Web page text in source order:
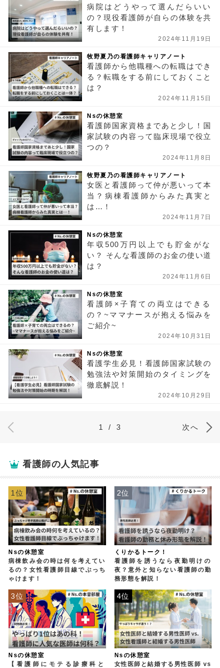
病院はどうやって選んだらいい
の？現役看護師が自らの体験を共
有します！
2024年11月19日
牧野夏乃の看護師キャリアノート
看護師から他職種への転職はでき
る？転職をする前にしておくこと
は？
2024年11月15日
Nsの休憩室
看護師国家資格まであと少し！国
家試験の内容って臨床現場で役立
つの？
2024年11月8日
牧野夏乃の看護師キャリアノート
女医と看護師って仲が悪いって本
当？病棟看護師からみた真実と
は…！
2024年11月7日
Nsの休憩室
年収500万円以上でも貯金がな
い？ そんな看護師のお金の使い道
は？
2024年11月6日
Nsの休憩室
看護師×子育ての両立はできる
の？~ママナースが抱える悩みを
ご紹介~
2024年10月31日
Nsの休憩室
看護学生必見！看護師国家試験の
勉強法や対策開始のタイミングを
徹底解説！
2024年10月29日
1 / 3 次へ
看護師の人気記事
Nsの休憩室
病棟飲み会の時は何を考えてい
るの？女性看護師目線でぶっち
ゃけます！
1位
くりかるトーク！
看護師を誘うなら夜勤明けの
夜？意外と知らない看護師の勤
務形態を解説！
2位
Nsの休憩室
【看護師にモテる診療科と
3位
Nsの休憩室
女性医師と結婚する男性医師 vs
4位